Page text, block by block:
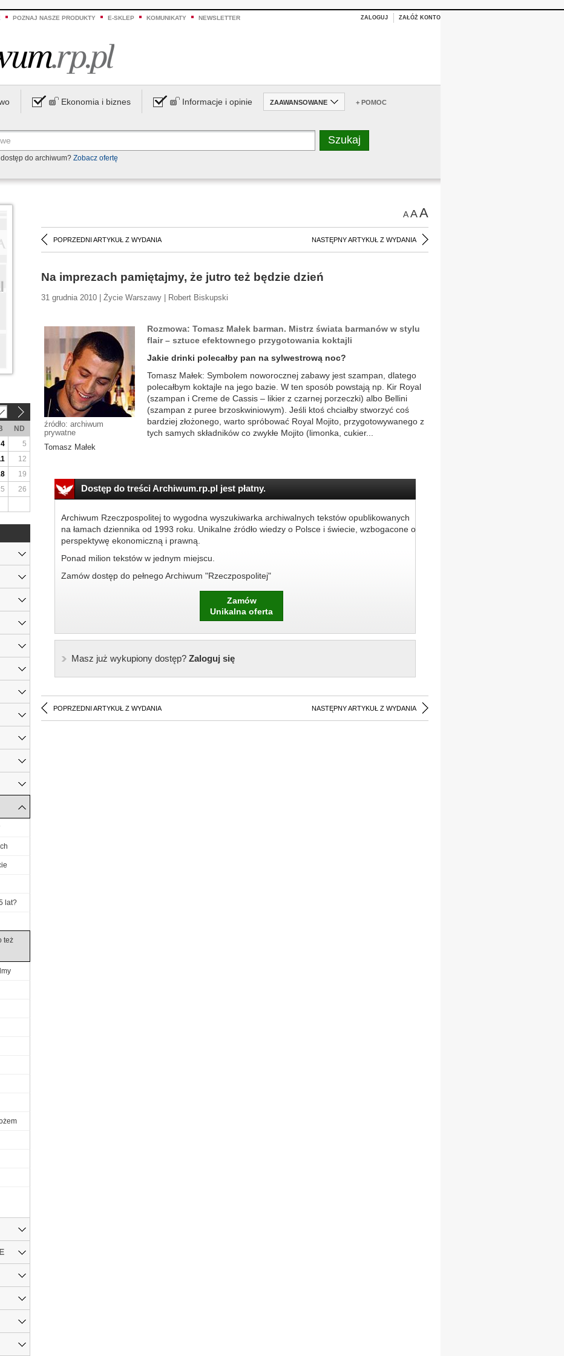
POZNAJ NASZE PRODUKTY E-SKLEP KOMUNIKATY NEWSLETTER ZALOGUJ ZAŁÓŻ KONTO
Ekonomia i biznes Informacje i opinie ZAAWANSOWANE + POMOC
do archiwum? Zobacz ofertę
AAA
POPRZEDNI ARTYKUŁ Z WYDANIA NASTĘPNY ARTYKUŁ Z WYDANIA
Na imprezach pamiętajmy, że jutro też będzie dzień
31 grudnia 2010 | Życie Warszawy | Robert Biskupski
źródło: archiwum
prywatne
Tomasz Małek
Rozmowa: Tomasz Małek barman. Mistrz świata barmanów w stylu
flair – sztuce efektownego przygotowania koktajli
Jakie drinki polecałby pan na sylwestrową noc?
Tomasz Małek: Symbolem noworocznej zabawy jest szampan, dlatego
polecałbym koktajle na jego bazie. W ten sposób powstają np. Kir Royal
(szampan i Creme de Cassis – likier z czarnej porzeczki) albo Bellini
(szampan z puree brzoskwiniowym). Jeśli ktoś chciałby stworzyć coś
bardziej złożonego, warto spróbować Royal Mojito, przygotowywanego z
tych samych składników co zwykłe Mojito (limonka, cukier...
Dostęp do treści Archiwum.rp.pl jest płatny.
Archiwum Rzeczpospolitej to wygodna wyszukiwarka archiwalnych tekstów opublikowanych
na łamach dziennika od 1993 roku. Unikalne źródło wiedzy o Polsce i świecie, wzbogacone o
perspektywę ekonomiczną i prawną.
Ponad milion tekstów w jednym miejscu.
Zamów dostęp do pełnego Archiwum "Rzeczpospolitej"
Zamów
Unikalna oferta
Masz już wykupiony dostęp?Zaloguj się
POPRZEDNI ARTYKUŁ Z WYDANIA NASTĘPNY ARTYKUŁ Z WYDANIA
ND
4
5
12
19
26
lat?
też